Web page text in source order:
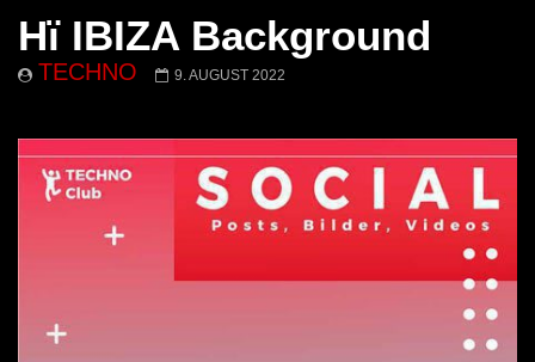
Hï IBIZA Background
TECHNO 9. AUGUST 2022